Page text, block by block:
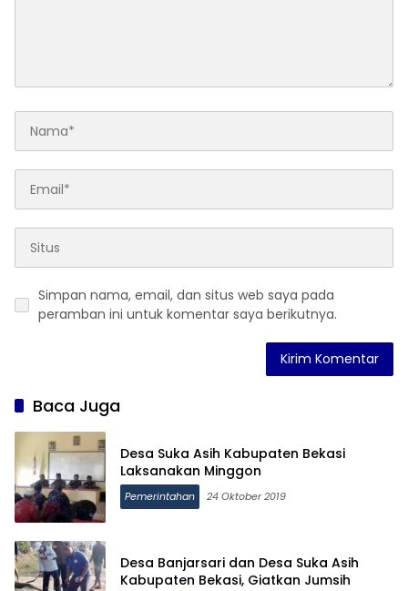
Simpan nama, email, dan situs web saya pada
peramban ini untuk komentar saya berikutnya.
Baca Juga
Desa Suka Asih Kabupaten Bekasi
Laksanakan Minggon
Pemerintahan 24 Oktober 2019
Desa Banjarsari dan Desa Suka Asih
Kabupaten Bekasi, Giatkan Jumsih